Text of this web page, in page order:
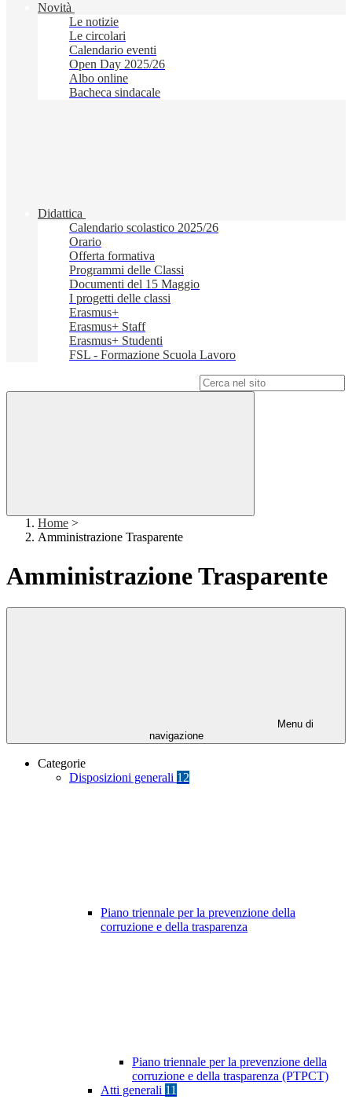
Novità
Le notizie
Le circolari
Calendario eventi
Open Day 2025/26
Albo online
Bacheca sindacale
Didattica
Calendario scolastico 2025/26
Orario
Offerta formativa
Programmi delle Classi
Documenti del 15 Maggio
I progetti delle classi
Erasmus+
Erasmus+ Staff
Erasmus+ Studenti
FSL - Formazione Scuola Lavoro
Home >
Amministrazione Trasparente
Amministrazione Trasparente
Menu di
navigazione
Categorie
Disposizioni generali 12
Piano triennale per la prevenzione della
corruzione e della trasparenza
Piano triennale per la prevenzione della
corruzione e della trasparenza (PTPCT)
Atti generali 11